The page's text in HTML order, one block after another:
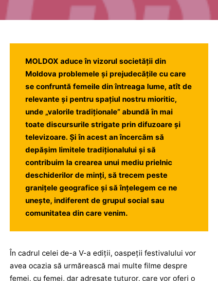
MOLDOX aduce în vizorul societății din
Moldova problemele și prejudecățile cu care
se confruntă femeile din întreaga lume, atît de
relevante și pentru spațiul nostru mioritic,
unde „valorile tradiționale” abundă în mai
toate discursurile strigate prin difuzoare și
televizoare. Și în acest an încercăm să
depășim limitele tradiționalului și să
contribuim la crearea unui mediu prielnic
deschiderilor de minți, să trecem peste
granițele geografice și să înțelegem ce ne
unește, indiferent de grupul social sau
comunitatea din care venim.
În cadrul celei de-a V-a ediții, oaspeții festivalului vor
avea ocazia să urmărească mai multe filme despre
femei, cu femei, dar adresate tuturor, care vor oferi o